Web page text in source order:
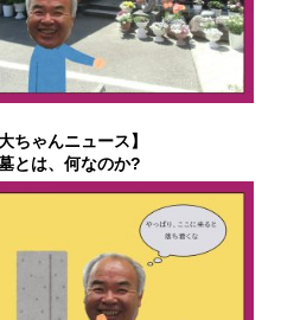
大ちゃんニュース】
とは、何なのか?